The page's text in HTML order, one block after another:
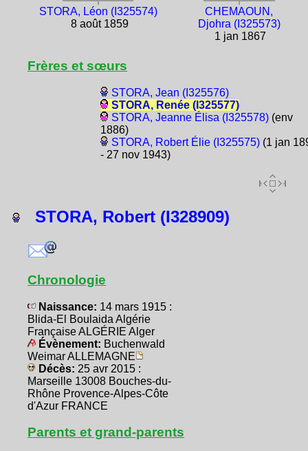
STORA, Léon (I325574)
8 août 1859
CHEMAOUN,
Djohra (I325573)
1 jan 1867
Frères et sœurs
STORA, Jean (I325576)
STORA, Renée (I325577)
STORA, Jeanne Élisa (I325578)(env
1886)
STORA, Robert Élie (I325575)(1 jan
- 27 nov 1943)
STORA, Robert (I328909)
Chronologie
Naissance: 14 mars 1915 :
Blida-El Boulaida Algérie
Française ALGÉRIE Alger
Évènement: Buchenwald
Weimar ALLEMAGNE
Décès: 25 avr 2015 :
Marseille 13008 Bouches-du-
Rhône Provence-Alpes-Côte
d'Azur FRANCE
Parents et grand-parents